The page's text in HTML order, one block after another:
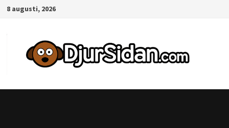
Hoppa
innehåll
8 augusti, 2026